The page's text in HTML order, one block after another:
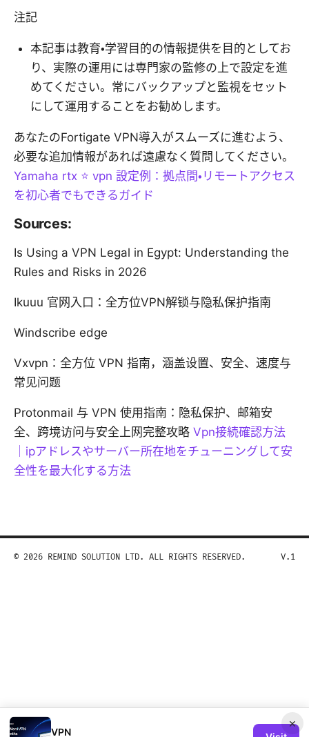
注記
本記事は教育・学習目的の情報提供を目的としてお
り、実際の運用には専門家の監修の上で設定を進
めてください。常にバックアップと監視をセット
にして運用することをお勧めします。
あなたのFortigate VPN導入がスムーズに進むよう、
必要な追加情報があれば遠慮なく質問してください。
Yamaha rtx ⭐ vpn 設定例：拠点間・リモートアクセス
を初心者でもできるガイド
Sources:
Is Using a VPN Legal in Egypt: Understanding the
Rules and Risks in 2026
Ikuuu 官网入口：全方位VPN解锁与隐私保护指南
Windscribe edge
Vxvpn：全方位 VPN 指南，涵盖设置、安全、速度与
常见问题
Protonmail 与 VPN 使用指南：隐私保护、邮箱安
全、跨境访问与安全上网完整攻略 Vpn接続確認方法
｜ipアドレスやサーバー所在地をチューニングして安
全性を最大化する方法
×
VPN
© 2026 REMIND SOLUTION LTD. ALL RIGHTS RESERVED. V.1